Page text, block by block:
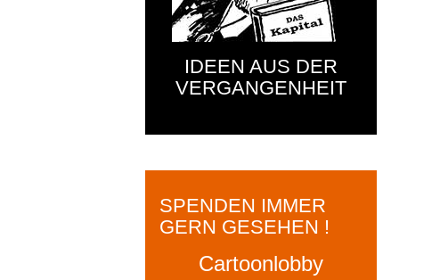
IDEEN AUS DER
VERGANGENHEIT
SPENDEN IMMER
GERN GESEHEN !
Cartoonlobby